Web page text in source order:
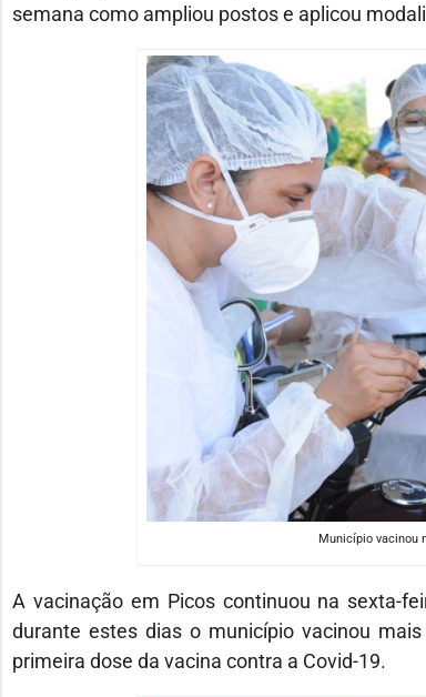
semana como ampliou postos e aplicou
Município vacinou
A vacinação em Picos continuou na sexta-
durante estes dias o município vacinou
primeira dose da vacina contra a Covid-19.